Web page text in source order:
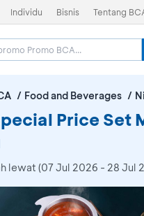
Individu Bisnis Tentang
Food and Beverages
Price Set
lewat (07 Jul 2026 - 28 Jul